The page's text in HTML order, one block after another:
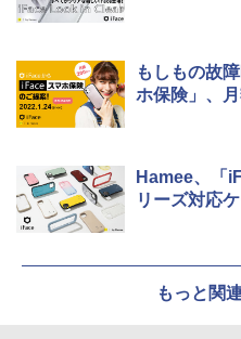
もしもの故
ホ保険」、
Hamee、「
リーズ対応
もっと関